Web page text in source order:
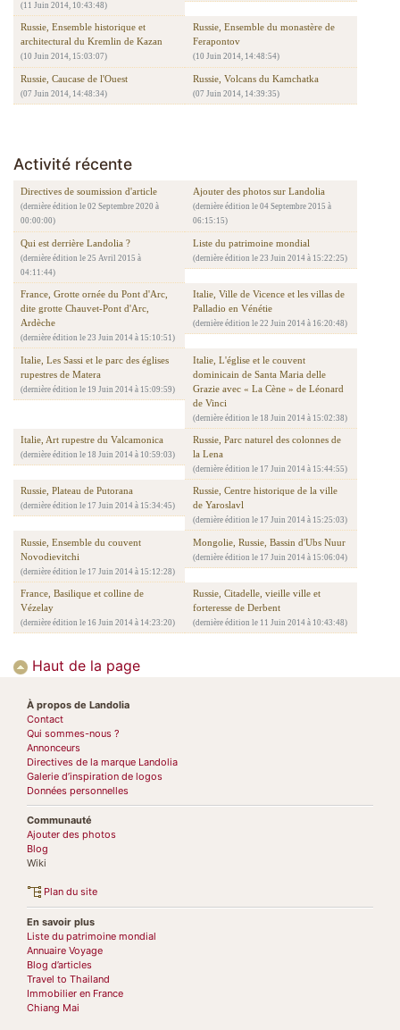
(11 Juin 2014, 10:43:48)
Russie, Ensemble historique et
architectural du Kremlin de Kazan
(10 Juin 2014, 15:03:07)
Russie, Ensemble du monastère de
Ferapontov
(10 Juin 2014, 14:48:54)
Russie, Caucase de l'Ouest
(07 Juin 2014, 14:48:34)
Russie, Volcans du Kamchatka
(07 Juin 2014, 14:39:35)
Activité récente
Directives de soumission d'article
(dernière édition le 02 Septembre 2020 à
00:00:00)
Ajouter des photos sur Landolia
(dernière édition le 04 Septembre 2015 à
06:15:15)
Qui est derrière Landolia ?
(dernière édition le 25 Avril 2015 à
04:11:44)
Liste du patrimoine mondial
(dernière édition le 23 Juin 2014 à 15:22:25)
France, Grotte ornée du Pont d'Arc,
dite grotte Chauvet-Pont d'Arc,
Ardèche
(dernière édition le 23 Juin 2014 à 15:10:51)
Italie, Ville de Vicence et les villas de
Palladio en Vénétie
(dernière édition le 22 Juin 2014 à 16:20:48)
Italie, Les Sassi et le parc des églises
rupestres de Matera
(dernière édition le 19 Juin 2014 à 15:09:59)
Italie, L'église et le couvent
dominicain de Santa Maria delle
Grazie avec « La Cène » de Léonard
de Vinci
(dernière édition le 18 Juin 2014 à 15:02:38)
Italie, Art rupestre du Valcamonica
(dernière édition le 18 Juin 2014 à 10:59:03)
Russie, Parc naturel des colonnes de
la Lena
(dernière édition le 17 Juin 2014 à 15:44:55)
Russie, Plateau de Putorana
(dernière édition le 17 Juin 2014 à 15:34:45)
Russie, Centre historique de la ville
de Yaroslavl
(dernière édition le 17 Juin 2014 à 15:25:03)
Russie, Ensemble du couvent
Novodievitchi
(dernière édition le 17 Juin 2014 à 15:12:28)
Mongolie, Russie, Bassin d'Ubs Nuur
(dernière édition le 17 Juin 2014 à 15:06:04)
France, Basilique et colline de
Vézelay
(dernière édition le 16 Juin 2014 à 14:23:20)
Russie, Citadelle, vieille ville et
forteresse de Derbent
(dernière édition le 11 Juin 2014 à 10:43:48)
Haut de la page
À propos de Landolia
Contact
Qui sommes-nous ?
Annonceurs
Directives de la marque Landolia
Galerie d’inspiration de logos
Données personnelles
Communauté
Ajouter des photos
Blog
Wiki
Plan du site
En savoir plus
Liste du patrimoine mondial
Annuaire Voyage
Blog d’articles
Travel to Thailand
Immobilier en France
Chiang Mai